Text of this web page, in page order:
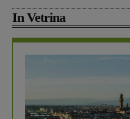
In Vetrina